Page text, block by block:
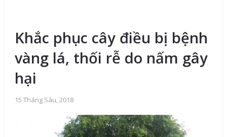
Khắc phục cây điều bị bệnh
vàng lá, thối rễ do nấm gây
hại
15 Tháng Sáu, 2018